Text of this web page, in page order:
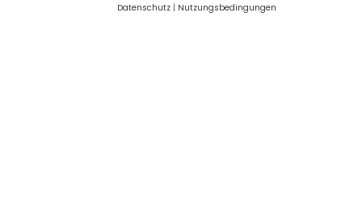
Datenschutz | Nutzungsbedingungen